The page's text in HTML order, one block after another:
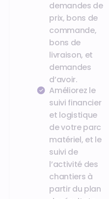
demandes de
prix, bons de
commande,
bons de
livraison, et
demandes
d’avoir.
Améliorez le
suivi financier
et logistique
de votre parc
matériel, et le
suivi de
l’activité des
chantiers à
partir du plan